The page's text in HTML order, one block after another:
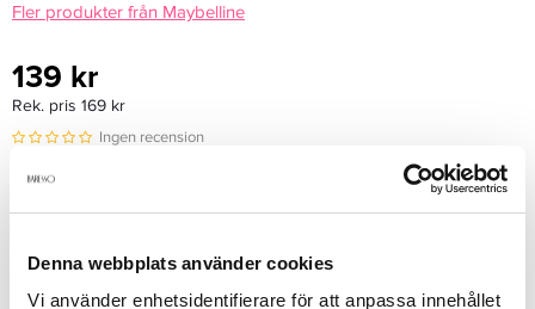
Denna webbplats använder cookies
Vi använder enhetsidentifierare för att anpassa innehållet
Fler produkter från Maybelline
139 kr
Rek. pris 169 kr
Ingen recension
BEVAKA PRODUKTEN